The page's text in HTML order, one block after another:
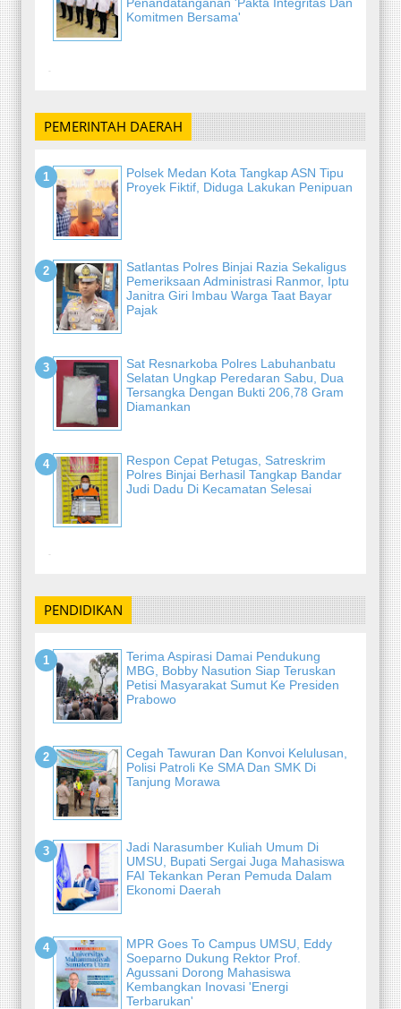
Komitmen Bersama'
-
PEMERINTAH DAERAH
Polsek Medan Kota Tangkap ASN Tipu
Proyek Fiktif, Diduga Lakukan Penipuan
Satlantas Polres Binjai Razia Sekaligus
Pemeriksaan Administrasi Ranmor, Iptu
Janitra Giri Imbau Warga Taat Bayar
Pajak
Sat Resnarkoba Polres Labuhanbatu
Selatan Ungkap Peredaran Sabu, Dua
Tersangka Dengan Bukti 206,78 Gram
Diamankan
Respon Cepat Petugas, Satreskrim
Polres Binjai Berhasil Tangkap Bandar
Judi Dadu Di Kecamatan Selesai
-
PENDIDIKAN
Terima Aspirasi Damai Pendukung
MBG, Bobby Nasution Siap Teruskan
Petisi Masyarakat Sumut Ke Presiden
Prabowo
Cegah Tawuran Dan Konvoi Kelulusan,
Polisi Patroli Ke SMA Dan SMK Di
Tanjung Morawa
Jadi Narasumber Kuliah Umum Di
UMSU, Bupati Sergai Juga Mahasiswa
FAI Tekankan Peran Pemuda Dalam
Ekonomi Daerah
MPR Goes To Campus UMSU, Eddy
Soeparno Dukung Rektor Prof.
Agussani Dorong Mahasiswa
Kembangkan Inovasi 'Energi
Terbarukan'